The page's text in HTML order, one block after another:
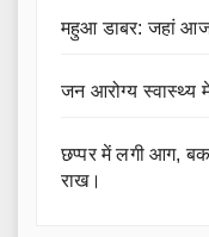
महुआ डाबर: जहां आज
जन आरोग्य स्वास्थ्य
छप्पर में लगी आग,
राख।